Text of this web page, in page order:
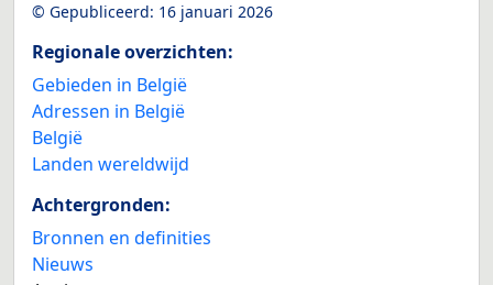
© Gepubliceerd: 16 januari 2026
Regionale overzichten:
Gebieden in België
Adressen in België
België
Landen wereldwijd
Achtergronden:
Bronnen en definities
Nieuws